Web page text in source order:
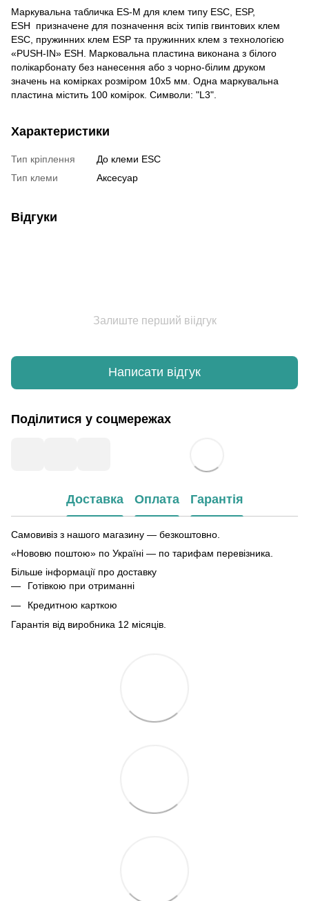
Маркувальна табличка ES-M для клем типу ESC, ESP,
ESH призначене для позначення всіх типів гвинтових клем
ESC, пружинних клем ESP та пружинних клем з технологією
«PUSH-IN» ESH. Марковальна пластина виконана з білого
полікарбонату без нанесення або з чорно-білим друком
значень на комірках розміром 10х5 мм. Одна маркувальна
пластина містить 100 комірок. Символи: "L3".
Характеристики
Тип кріплення
До клеми ESC
Тип клеми
Аксесуар
Відгуки
Залиште перший віідгук
Написати відгук
Поділитися у соцмережах
Доставка Оплата Гарантія
Самовивіз з нашого магазину — безкоштовно.
«Нововю поштою» по Україні — по тарифам перевізника.
Більше інформації про доставку
Готівкою при отриманні
Кредитною карткою
Гарантія від виробника 12 місяців.